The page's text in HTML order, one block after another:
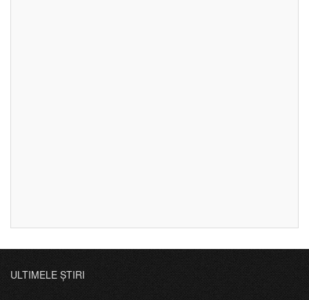
ULTIMELE ȘTIRI